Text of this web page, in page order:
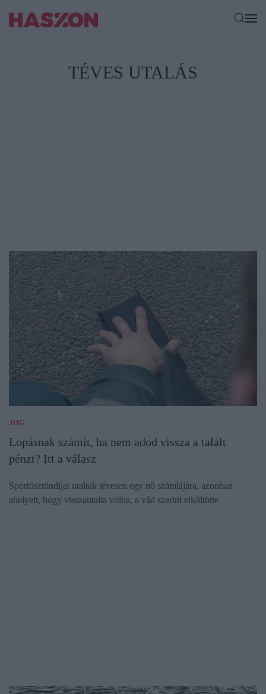
TÉVES UTALÁS
JOG
Lopásnak számít, ha nem adod vissza a talált
pénzt? Itt a válasz
Sportösztöndíjat utaltak tévesen egy nő számlájára, azonban
ahelyett, hogy visszautalta volna, a vád szerint elköltötte.